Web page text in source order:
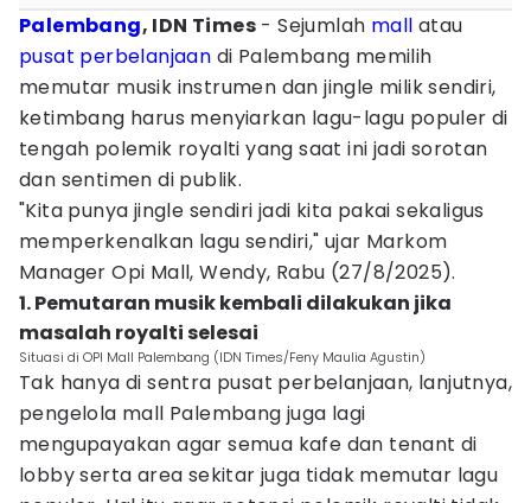
Palembang, IDN Times - Sejumlah mall atau
pusat perbelanjaan di Palembang memilih
memutar musik instrumen dan jingle milik sendiri,
ketimbang harus menyiarkan lagu-lagu populer di
tengah polemik royalti yang saat ini jadi sorotan
dan sentimen di publik.
"Kita punya jingle sendiri jadi kita pakai sekaligus
memperkenalkan lagu sendiri," ujar Markom
Manager Opi Mall, Wendy, Rabu (27/8/2025).
1. Pemutaran musik kembali dilakukan jika
masalah royalti selesai
Situasi di OPI Mall Palembang (IDN Times/Feny Maulia Agustin)
Tak hanya di sentra pusat perbelanjaan, lanjutnya,
pengelola mall Palembang juga lagi
mengupayakan agar semua kafe dan tenant di
lobby serta area sekitar juga tidak memutar lagu